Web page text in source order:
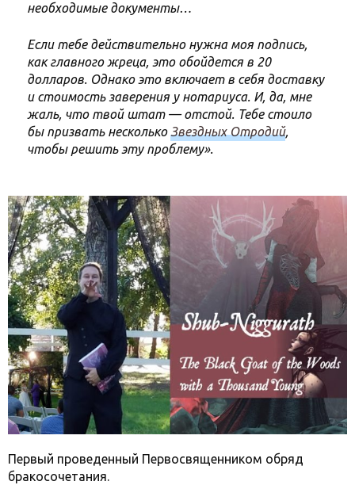
необходимые документы…
Если тебе действительно нужна моя подпись,
как главного жреца, это обойдется в 20
долларов. Однако это включает в себя доставку
и стоимость заверения у нотариуса. И, да, мне
жаль, что твой штат — отстой. Тебе стоило
бы призвать несколькоЗвездных Отродий,
чтобы решить эту проблему».
Первый проведенный Первосвященником обряд
бракосочетания.